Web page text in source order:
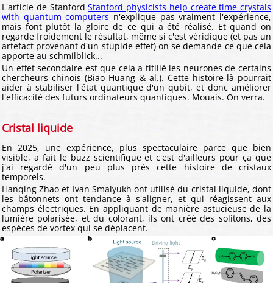
L'article de StanfordStanford physicists help create time crystals
with quantum computers n'explique pas vraiment l'expérience,
mais font plutôt la gloire de ce qui a été réalisé. Et quand on
regarde froidement le résultat, même si c'est véridique (et pas un
artefact provenant d'un stupide effet) on se demande ce que cela
apporte au schmilblick...
Un effet secondaire est que cela a titillé les neurones de certains
chercheurs chinois (Biao Huang & al.). Cette histoire-là pourrait
aider à stabiliser l'état quantique d'un qubit, et donc améliorer
l'efficacité des futurs ordinateurs quantiques. Mouais. On verra.
Cristal liquide
En 2025, une expérience, plus spectaculaire parce que bien
visible, a fait le buzz scientifique et c'est d'ailleurs pour ça que
j'ai regardé d'un peu plus près cette histoire de cristaux
temporels.
Hanqing Zhao et Ivan Smalyukh ont utilisé du cristal liquide, dont
les bâtonnets ont tendance à s'aligner, et qui réagissent aux
champs électriques. En appliquant de manière astucieuse de la
lumière polarisée, et du colorant, ils ont créé des solitons, des
espèces de vortex qui se déplacent.